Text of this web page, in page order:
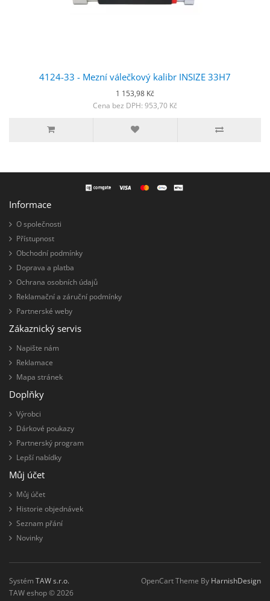
4124-33 - Mezní válečkový kalibr INSIZE 33H7
1 153,98 Kč
Cena bez DPH: 953,70 Kč
Informace
O společnosti
Přístupnost
Obchodní podmínky
Doprava a platba
Ochrana osobních údajů
Reklamační a záruční podmínky
Partnerské weby
Zákaznický servis
Napište nám
Reklamace
Mapa stránek
Doplňky
Výrobci
Dárkové poukazy
Partnerský program
Lepší nabídky
Můj účet
Můj účet
Historie objednávek
Seznam přání
Novinky
Systém TAW s.r.o.
TAW eshop © 2026
OpenCart Theme By HarnishDesign